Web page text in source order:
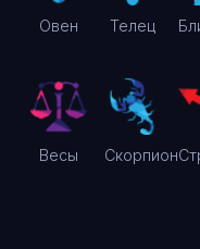
Овен Телец
Весы Скорпион